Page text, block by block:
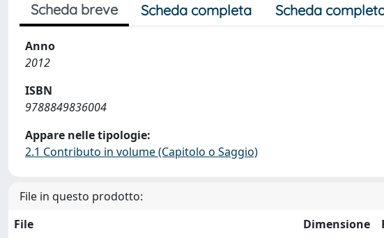
Scheda breve Scheda completa Scheda
Anno
2012
ISBN
9788849836004
Appare nelle tipologie:
2.1 Contributo in volume (Capitolo o Saggio)
File in questo prodotto:
File
Dimensione